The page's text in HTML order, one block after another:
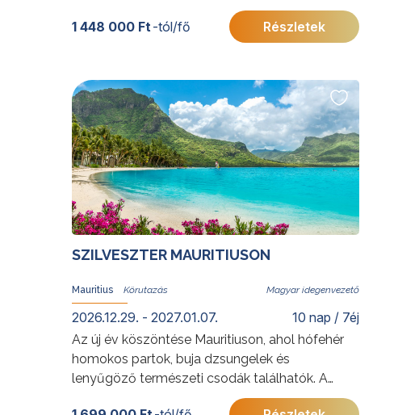
megterhelő utazás során szeretnének
megismerkedni, s kerülnék a 4000 méter közeli
különleges Nazca-vonalak, a Ballestas-
szigetek lenyűgöző állatvilága mellett
természetesen nem maradhatnak el Cusco
inka kori kincsei és a Machu Picchu semmihez
sem hasonlító élménye sem. A szent völgyben
lámák társaságában sétálva, vagy a sivatagi
naplementében vacsorázva ennek a rendkívüli
országnak szavakkal nem kifejezhető világa is
További érdekességekért Peruról kattintson
Előkészületben: 2027. május 15-24.
1 448 000 Ft-tól/fő Részletek
SZILVESZTER MAURITIUSON
Mauritius Magyar idegenvezető
2026.12.29. - 2027.01.07. 10 nap / 7éj
Az új év köszöntése Mauritiuson, ahol hófehér
homokos partok, buja dzsungelek és
lenyűgöző természeti csodák találhatók. A
varázslatos sziget felfedezése, amelyet Mark